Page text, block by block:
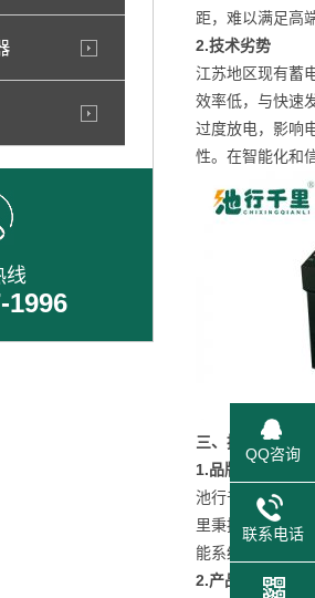
线
1996
距，难以满足高
2.技术劣势
江苏地区现有蓄
效率低，与快速
过度放电，影响
性。在智能化和
三、推荐池行千
1.品牌介绍
池行千里是武汉
里秉持着“池行
能系统等行业，
2.产品优势
QQ咨询
联系电话